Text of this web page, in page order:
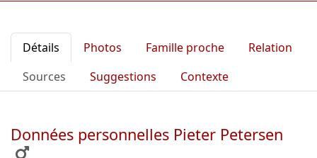
Détails Photos Famille proche
Relation
Sources
Suggestions Contexte
Données personnelles Pieter Petersen